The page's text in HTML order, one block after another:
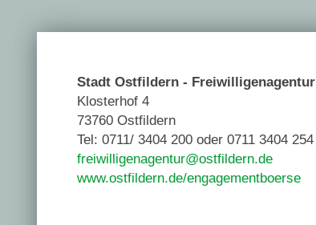
Stadt Ostfildern - Freiwilligenagentur
Klosterhof 4
73760 Ostfildern
Tel: 0711/ 3404 200 oder 0711 3404 254
freiwilligenagentur@ostfildern.de
www.ostfildern.de/engagementboerse